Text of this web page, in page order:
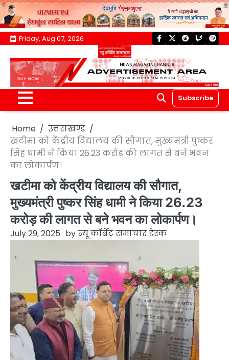
Skip
content
Friday, Aug 07, 2026 facebook
twitterreddittwitch
Subscribe
Home
उत्तराखण्ड
खटीमा को केंद्रीय विद्यालय की सौगात, मुख्यमंत्री पुष्कर
सिंह धामी ने किया 26.23 करोड़ की लागत से बने भवन
का लोकार्पण।
खटीमा को केंद्रीय विद्यालय की सौगात,
मुख्यमंत्री पुष्कर सिंह धामी ने किया 26.23
करोड़ की लागत से बने भवन का लोकार्पण।
July 29, 2025 byन्यू कॉर्बेट समाचार डेस्क